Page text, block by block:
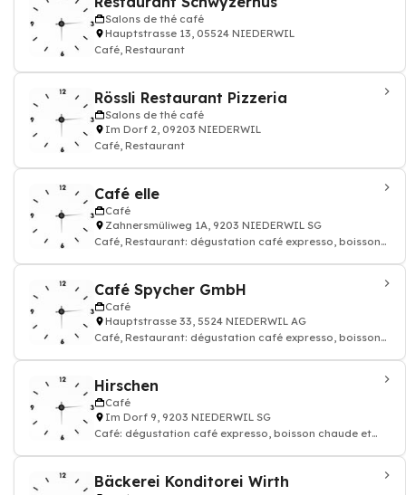
Salons de thé café
Hauptstrasse 13, 05524 NIEDERWIL
Café, Restaurant
Rössli Restaurant Pizzeria
Salons de thé café
Im Dorf 2, 09203 NIEDERWIL
Café, Restaurant
Café elle
Café
Zahnersmüliweg 1A, 9203 NIEDERWIL SG
Café, Restaurant: dégustation café expresso, boisson
Café Spycher GmbH
Café
Hauptstrasse 33, 5524 NIEDERWIL AG
Café, Restaurant: dégustation café expresso, boisson
Hirschen
Café
Im Dorf 9, 9203 NIEDERWIL SG
Café: dégustation café expresso, boisson chaude et
Bäckerei Konditorei Wirth